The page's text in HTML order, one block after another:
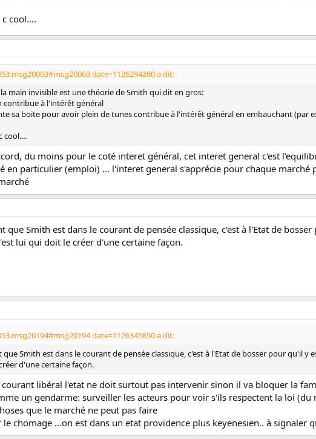
cool....
date=1126294260 a dit:
la main invisible est une théorie de Smith qui dit en gros:
contribue à l'intérêt général
sa boite pour avoir plein de tunes contribue à l'intérêt général en embauchant (par
cool....
du moins pour le coté interet général, cet interet general c'est
en particulier (emploi) ... l'interet general s'apprécie pour chaque
que Smith est dans le courant de pensée classique, c'est à l'Etat de
lui qui doit le créer d'une certaine façon.
date=1126345850 a dit:
que Smith est dans le courant de pensée classique, c'est à l'Etat de bosser pour qu'il
d'une certaine façon.
libéral l'etat ne doit surtout pas intervenir sinon il va bloquer la
un gendarme: surveiller les acteurs pour voir s'ils respectent la loi
que le marché ne peut pas faire
chomage ...on est dans un etat providence plus keyenesien.. à signaler